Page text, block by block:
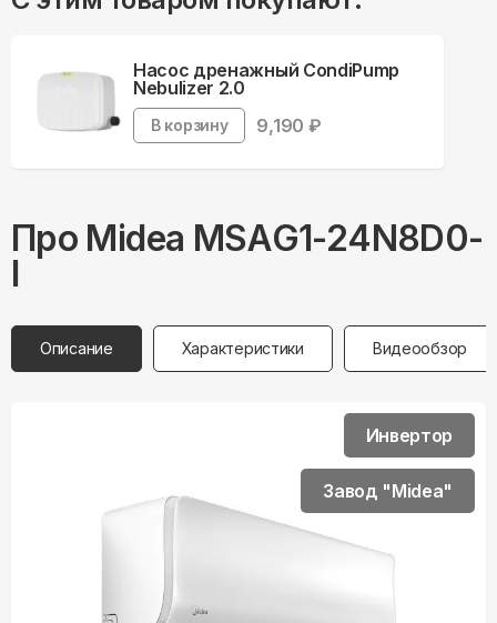
Насос дренажный CondiPump
Nebulizer 2.0
В корзину 9,190 ₽
Про Midea MSAG1-24N8D0-
I
Описание Характеристики Видеообзор
Инвертор
Завод "Midea"